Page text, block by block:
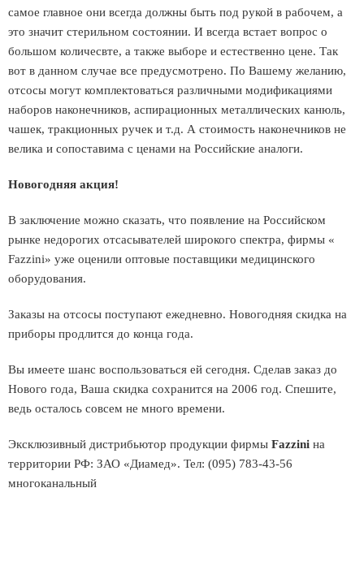
самое главное они всегда должны быть под рукой в рабочем, а
это значит стерильном состоянии. И всегда встает вопрос о
большом количесвте, а также выборе и естественно цене. Так
вот в данном случае все предусмотрено. По Вашему желанию,
отсосы могут комплектоваться различными модификациями
наборов наконечников, аспирационных металлических канюль,
чашек, тракционных ручек и т.д. А стоимость наконечников не
велика и сопоставима с ценами на Российские аналоги.
Новогодняя акция!
В заключение можно сказать, что появление на Российском
рынке недорогих отсасывателей широкого спектра, фирмы «
Fazzini» уже оценили оптовые поставщики медицинского
оборудования.
Заказы на отсосы поступают ежедневно. Новогодняя скидка на
приборы продлится до конца года.
Вы имеете шанс воспользоваться ей сегодня. Сделав заказ до
Нового года, Ваша скидка сохранится на 2006 год. Спешите,
ведь осталось совсем не много времени.
Эксклюзивный дистрибьютор продукции фирмы Fazzini на
территории РФ: ЗАО «Диамед». Тел: (095) 783-43-56
многоканальный